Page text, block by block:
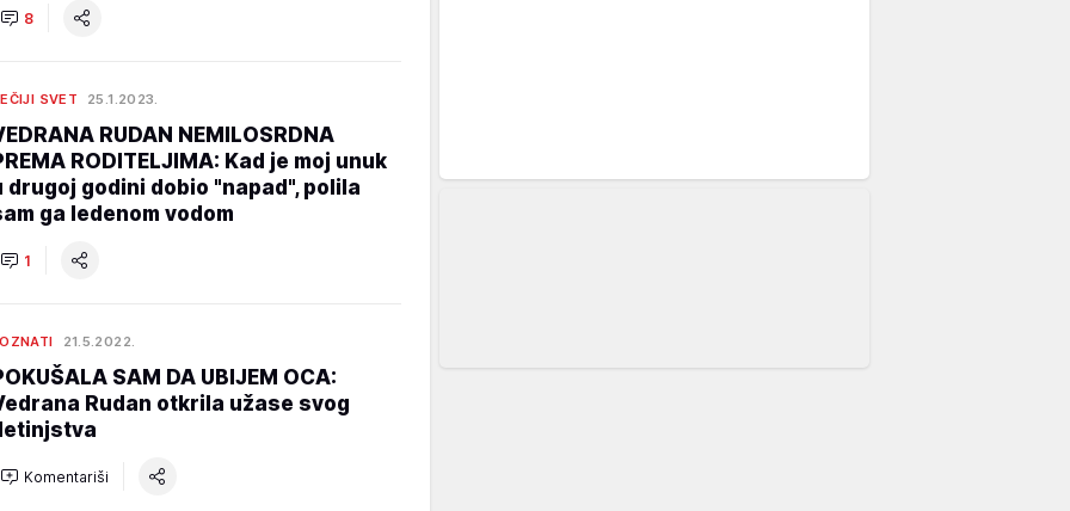
8
SVET 25.1.2023.
RUDAN NEMILOSRDNA
RODITELJIMA: Kad je moj unuk
drugoj godini dobio "napad", polila
ga ledenom vodom
1
21.5.2022.
SAM DA UBIJEM OCA:
Rudan otkrila užase svog
Komentariši